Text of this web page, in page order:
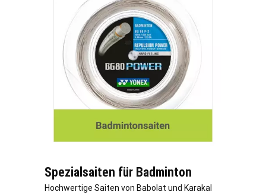
Spezialsaiten für Badminton
Hochwertige Saiten von Babolat und Karakal